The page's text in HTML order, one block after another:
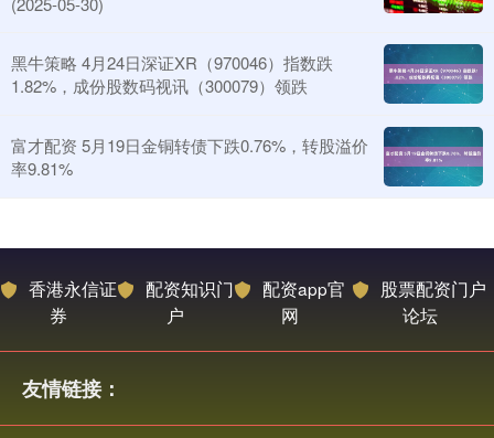
黑牛策略 4月24日深证XR（970046）指数跌
1.82%，成份股数码视讯（300079）领跌
富才配资 5月19日金铜转债下跌0.76%，转股溢价
率9.81%
香港永信证
券
配资知识门
户
配资app官
网
股票配资门户
论坛
友情链接：